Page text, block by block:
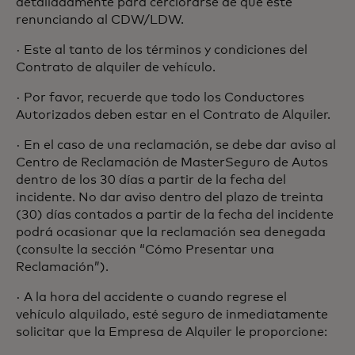
renunciando al CDW/LDW.
· Este al tanto de los términos y condiciones del
Contrato de alquiler de vehículo.
· Por favor, recuerde que todo los Conductores
Autorizados deben estar en el Contrato de Alquiler.
· En el caso de una reclamación, se debe dar aviso al
Centro de Reclamación de MasterSeguro de Autos
dentro de los 30 días a partir de la fecha del
incidente. No dar aviso dentro del plazo de treinta
(30) días contados a partir de la fecha del incidente
podrá ocasionar que la reclamación sea denegada
(consulte la sección “Cómo Presentar una
Reclamación”).
· A la hora del accidente o cuando regrese el
vehículo alquilado, esté seguro de inmediatamente
solicitar que la Empresa de Alquiler le proporcione: